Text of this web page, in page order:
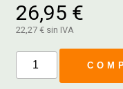
26,95 €
22,27 € sin IVA